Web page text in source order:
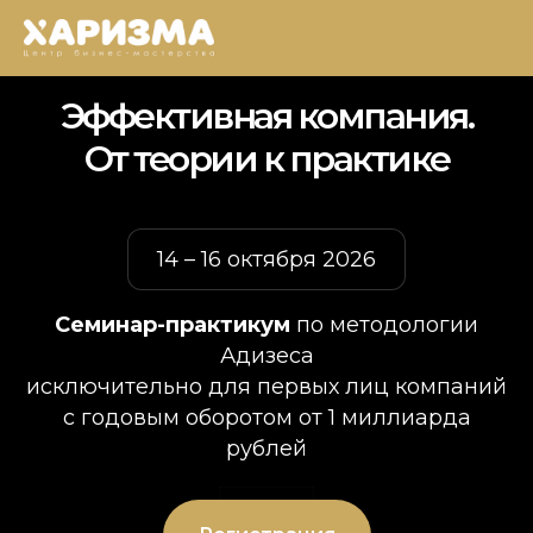
Эффективная компания.
От теории к практике
14 – 16 октября 2026
Семинар-практикум по методологии
Адизеса
исключительно для первых лиц компаний
с годовым оборотом от 1 миллиарда
рублей